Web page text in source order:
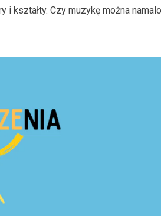
i kształty. Czy muzykę można